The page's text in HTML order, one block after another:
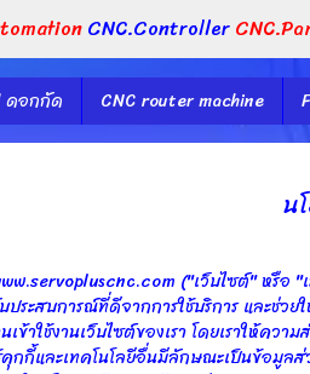
CNC.Controller
ดอกกัด CNC router machine
น
("เว็บไซต์" หรือ
บประสบการณ์ที่ดีจากการใช้บริการ และช่
เข้าใช้งานเว็บไซต์ของเรา โดยเราให้
คุกกี้และเทคโนโลยีอื่นมีลักษณะเป็นข้อมู